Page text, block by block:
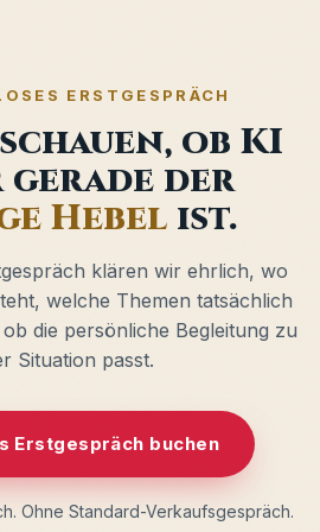
ERSTGESPRÄCH
ob KI
gerade der
Hebel ist.
klären wir ehrlich, wo
welche Themen tatsächlich
die persönliche Begleitung zu
Situation passt.
Erstgespräch buchen
Ohne Standard-Verkaufsgespräch.